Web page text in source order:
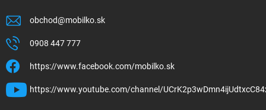
obchod@mobilko.sk
0908 447 777
https://www.facebook.com/mobilko.sk
https://www.youtube.com/channel/